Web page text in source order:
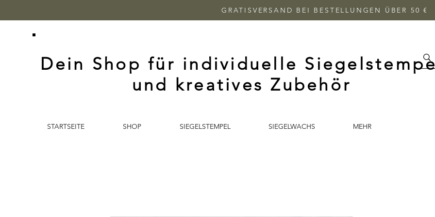
GRATISVERSAND BEI BESTELLUNGEN ÜBER 50 €
Dein Shop für individuelle
und kreatives Zubehör
STARTSEITE SHOP SIEGELSTEMPEL SIEGELWACHS MEHR